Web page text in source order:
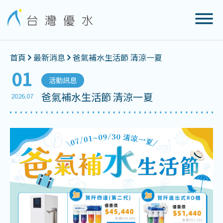
首頁 最新消息 爸氣補水生活節 清涼一夏
01
2026.07
活動訊息
爸氣補水生活節 清涼一夏